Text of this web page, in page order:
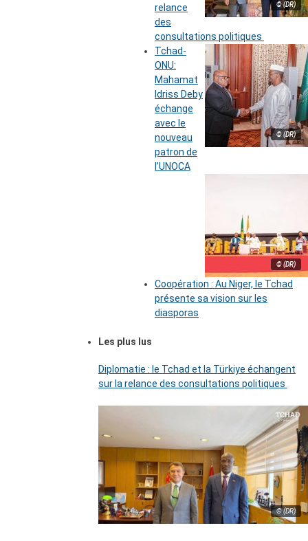
© (DR)
relance
des
consultations politiques
© (DR)
Tchad-
ONU:
Mahamat
Idriss Deby
échange
avec le
nouveau
patron de
l’UNOCA
© (DR)
Coopération : Au Niger, le Tchad
présente sa vision sur les
diasporas
Les plus lus
Diplomatie : le Tchad et la Türkiye échangent
sur la relance des consultations politiques
© (DR)